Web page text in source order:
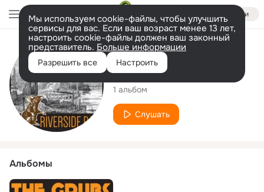
Войти
Мы используем cookie-файлы, чтобы улучшить
сервисы для вас. Если ваш возраст менее 13 лет,
настроить cookie-файлы должен ваш законный
представитель. Больше информации
Разрешить все Настроить
Исполнитель
The Grubs
1 альбом
Слушать
Альбомы